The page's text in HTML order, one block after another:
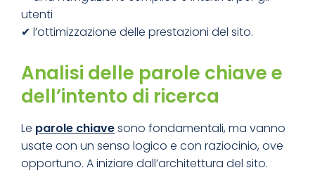
utenti
✔ l’ottimizzazione delle prestazioni del sito.
Analisi delle parole chiave e
dell’intento di ricerca
Le parole chiavesono fondamentali, ma vanno
usate con un senso logico e con raziocinio, ove
opportuno. A iniziare dall’architettura del sito.